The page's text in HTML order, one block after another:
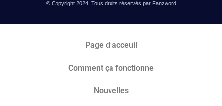
© Copyright 2024, Tous droits réservés par Fanzword
Page d’acceuil
Comment ça fonctionne
Nouvelles